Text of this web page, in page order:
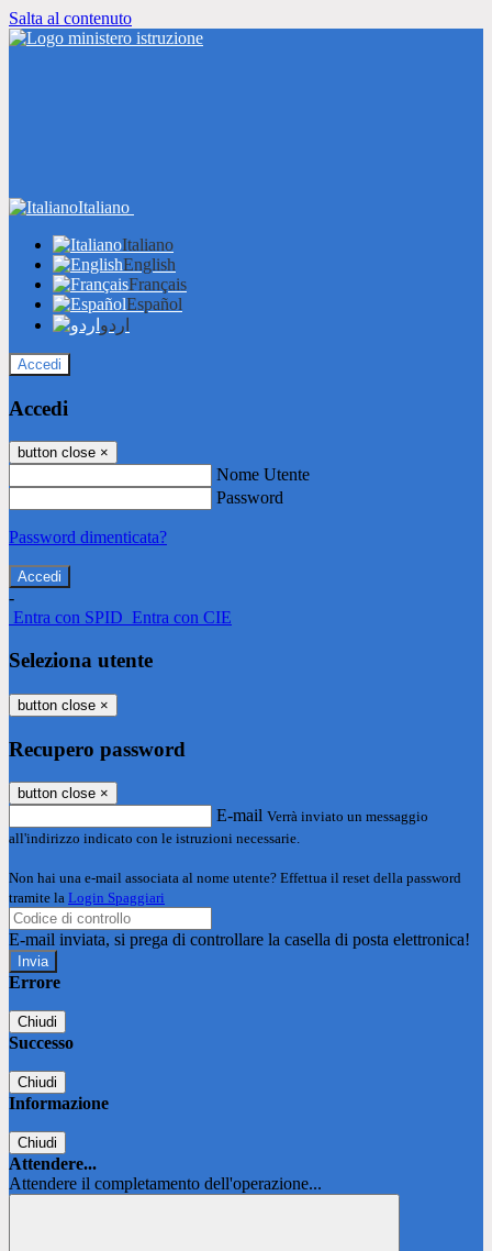
Salta al contenuto
Italiano
Italiano
English
Français
Español
اردو
Accedi
Accedi
button close ×
Nome Utente
Password
Password dimenticata?
-
Entra con SPID Entra con CIE
Seleziona utente
button close ×
Recupero password
button close ×
E-mail Verrà inviato un messaggio
all'indirizzo indicato con le istruzioni necessarie.
Non hai una e-mail associata al nome utente? Effettua il reset della password
tramite la Login Spaggiari
E-mail inviata, si prega di controllare la casella di posta elettronica!
Errore
Chiudi
Successo
Chiudi
Informazione
Chiudi
Attendere...
Attendere il completamento dell'operazione...